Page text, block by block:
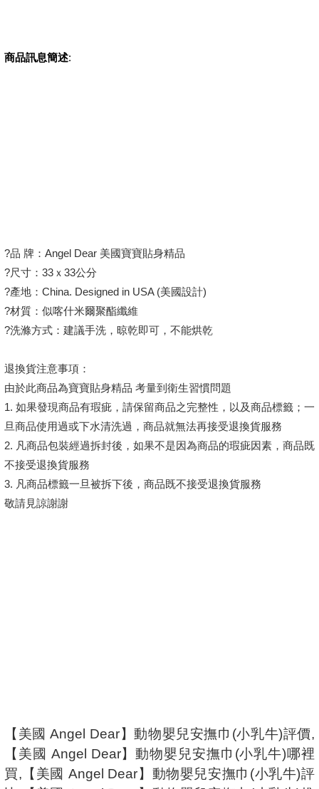
商品訊息簡述:
?品 牌：Angel Dear 美國寶寶貼身精品
?尺寸：33ｘ33公分
?產地：China. Designed in USA (美國設計)
?材質：似喀什米爾聚酯纖維
?洗滌方式：建議手洗，晾乾即可，不能烘乾
退換貨注意事項：
由於此商品為寶寶貼身精品 考量到衛生習慣問題
1. 如果發現商品有瑕疵，請保留商品之完整性，以及商品標籤；一
旦商品使用過或下水清洗過，商品就無法再接受退換貨服務
2. 凡商品包裝經過拆封後，如果不是因為商品的瑕疵因素，商品既
不接受退換貨服務
3. 凡商品標籤一旦被拆下後，商品既不接受退換貨服務
敬請見諒謝謝
【美國 Angel Dear】動物嬰兒安撫巾(小乳牛)評價,
【美國 Angel Dear】動物嬰兒安撫巾(小乳牛)哪裡
買,【美國 Angel Dear】動物嬰兒安撫巾(小乳牛)評